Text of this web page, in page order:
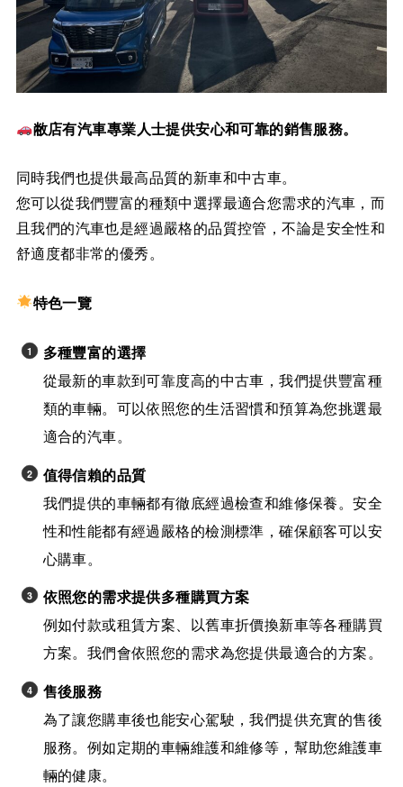
敝店有汽車專業人士提供安心和可靠的銷售服務。
同時我們也提供最高品質的新車和中古車。
您可以從我們豐富的種類中選擇最適合您需求的汽車，而
且我們的汽車也是經過嚴格的品質控管，不論是安全性和
舒適度都非常的優秀。
特色一覽
多種豐富的選擇
從最新的車款到可靠度高的中古車，我們提供豐富種
類的車輛。可以依照您的生活習慣和預算為您挑選最
適合的汽車。
值得信賴的品質
我們提供的車輛都有徹底經過檢查和維修保養。安全
性和性能都有經過嚴格的檢測標準，確保顧客可以安
心購車。
依照您的需求提供多種購買方案
例如付款或租賃方案、以舊車折價換新車等各種購買
方案。我們會依照您的需求為您提供最適合的方案。
售後服務
為了讓您購車後也能安心駕駛，我們提供充實的售後
服務。例如定期的車輛維護和維修等，幫助您維護車
輛的健康。